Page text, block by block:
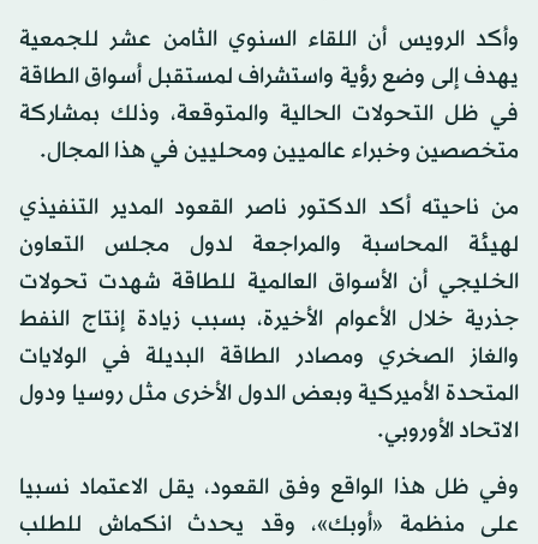
وأكد الرويس أن اللقاء السنوي الثامن عشر للجمعية
يهدف إلى وضع رؤية واستشراف لمستقبل أسواق الطاقة
في ظل التحولات الحالية والمتوقعة، وذلك بمشاركة
متخصصين وخبراء عالميين ومحليين في هذا المجال.
من ناحيته أكد الدكتور ناصر القعود المدير التنفيذي
لهيئة المحاسبة والمراجعة لدول مجلس التعاون
الخليجي أن الأسواق العالمية للطاقة شهدت تحولات
جذرية خلال الأعوام الأخيرة، بسبب زيادة إنتاج النفط
والغاز الصخري ومصادر الطاقة البديلة في الولايات
المتحدة الأميركية وبعض الدول الأخرى مثل روسيا ودول
الاتحاد الأوروبي.
وفي ظل هذا الواقع وفق القعود، يقل الاعتماد نسبيا
على منظمة «أوبك»، وقد يحدث انكماش للطلب